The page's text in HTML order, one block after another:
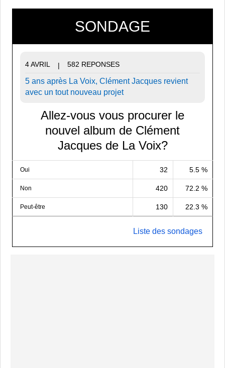
SONDAGE
4 AVRIL | 582 REPONSES
5 ans après La Voix, Clément Jacques revient
avec un tout nouveau projet
Allez-vous vous procurer le
nouvel album de Clément
Jacques de La Voix?
Oui 32 5.5 %
Non 420 72.2 %
Peut-être 130 22.3 %
Liste des sondages